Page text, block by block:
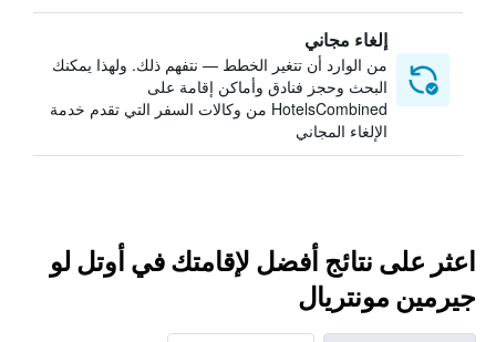
إلغاء مجاني
من الوارد أن تتغير الخطط — نتفهم ذلك. ولهذا يمكنك
البحث وحجز فنادق وأماكن إقامة على
HotelsCombined من وكالات السفر التي تقدم خدمة
الإلغاء المجاني
اعثر على نتائج أفضل لإقامتك في أوتل لو
جيرمين مونتريال